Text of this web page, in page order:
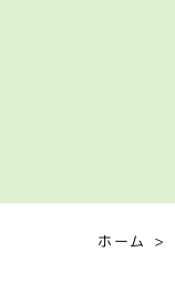
ホーム